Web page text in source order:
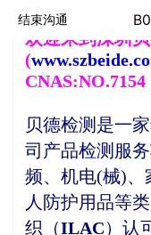
结束沟通
欢 迎来到深圳
(
CNAS:NO.7154
贝德检测是一
司产品检测服
频、机电(械)、
人防护用品等类
织（ILAC）认